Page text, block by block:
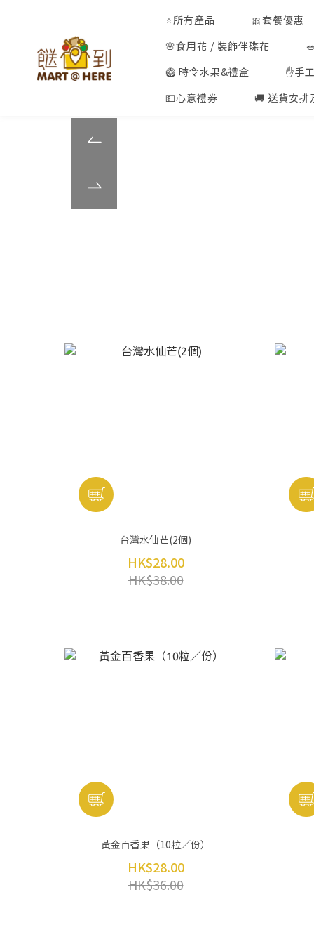
⭐所有產品
🎀套餐優惠
🌸食用花 / 裝飾伴碟花
🥝 時令水果&禮盒
✋手
💵心意禮券
🚚 送貨安排
台灣水仙芒(2個)
HK$28.00
HK$38.00
黃金百香果（10粒／份）
HK$28.00
HK$36.00